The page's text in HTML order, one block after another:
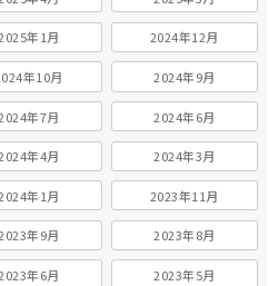
年1月 2024年12月
年10月 2024年9月
年7月 2024年6月
年4月 2024年3月
年1月 2023年11月
年9月 2023年8月
年6月 2023年5月